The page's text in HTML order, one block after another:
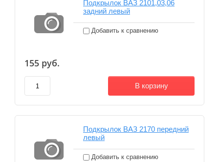
Подкрылок ВАЗ 2101,03,06
задний левый
Добавить к сравнению
155 руб.
В корзину
Подкрылок ВАЗ 2170 передний
левый
Добавить к сравнению